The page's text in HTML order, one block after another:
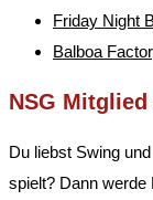
Friday Night
Balboa
NSG Mitglied
Du liebst Swing
spielt? Dann werde